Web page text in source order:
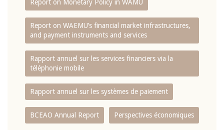
Report on Monetary Policy in WAMU
Report on WAEMU’s financial market infrastructures,
and payment instruments and services
Rapport annuel sur les services financiers via la
téléphonie mobile
Rapport annuel sur les systèmes de paiement
BCEAO Annual Report Perspectives économiques